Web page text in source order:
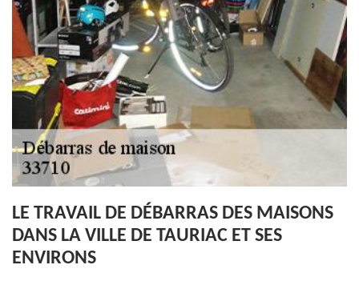
LE TRAVAIL DE DÉBARRAS DES MAISONS
DANS LA VILLE DE TAURIAC ET SES
ENVIRONS